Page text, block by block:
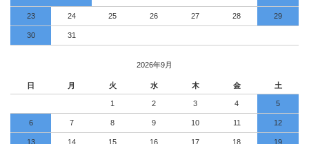
23 24 25 26 27 28 29
30 31
2026年9月
日 月 火 水 木 金 土
1 2 3 4 5
6 7 8 9 10 11 12
13 14 15 16 17 18 19